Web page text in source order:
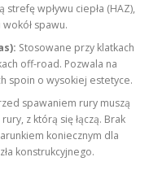
wpływu ciepła (HAZ),
spawu.
Stosowane przy klatkach
off-road. Pozwala na
spoin o wysokiej estetyce.
spawaniem rury muszą
z którą się łączą. Brak
koniecznym dla
konstrukcyjnego.